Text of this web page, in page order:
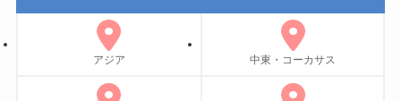
アジア 中東・コーカサス